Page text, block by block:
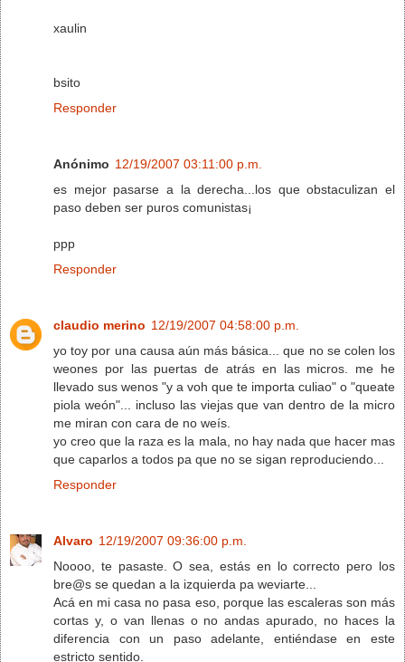
xaulin
bsito
Responder
Anónimo 12/19/2007 03:11:00 p.m.
es mejor pasarse a la derecha...los que obstaculizan el
paso deben ser puros comunistas¡
ppp
Responder
claudio merino 12/19/2007 04:58:00 p.m.
yo toy por una causa aún más básica... que no se colen los
weones por las puertas de atrás en las micros. me he
llevado sus wenos "y a voh que te importa culiao" o "queate
piola weón"... incluso las viejas que van dentro de la micro
me miran con cara de no weís.
yo creo que la raza es la mala, no hay nada que hacer mas
que caparlos a todos pa que no se sigan reproduciendo...
Responder
Alvaro 12/19/2007 09:36:00 p.m.
Noooo, te pasaste. O sea, estás en lo correcto pero los
bre@s se quedan a la izquierda pa weviarte...
Acá en mi casa no pasa eso, porque las escaleras son más
cortas y, o van llenas o no andas apurado, no haces la
diferencia con un paso adelante, entiéndase en este
estricto sentido.